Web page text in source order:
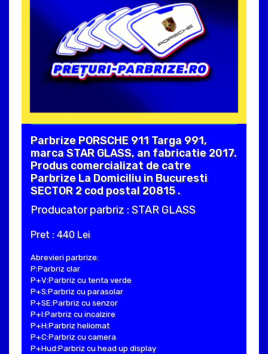
Parbrize PORSCHE 911 Targa 991,
marca STAR GLASS, an fabricatie 2017.
Produs comercializat de catre
Parbrize La Domiciliu in Bucuresti
SECTOR 2 cod postal 20815 .
Producator parbriz : STAR GLASS
Pret : 440 Lei
Abrevieri parbrize:
P:Parbriz clar
P+V:Parbriz cu tenta verde
P+S:Parbriz cu parasolar
P+SE:Parbriz cu senzor
P+I:Parbriz cu incalzire
P+H:Parbriz heliomat
P+C:Parbriz cu camera
P+Hud:Parbriz cu head up display